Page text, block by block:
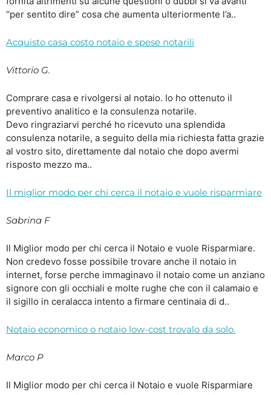
“per sentito dire” cosa che aumenta ulteriormente l’a..
Acquisto casa costo notaio e spese notarili
Vittorio G.
Comprare casa e rivolgersi al notaio. Io ho ottenuto il
preventivo analitico e la consulenza notarile.
Devo ringraziarvi perché ho ricevuto una splendida
consulenza notarile, a seguito della mia richiesta fatta grazie
al vostro sito, direttamente dal notaio che dopo avermi
risposto mezzo ma..
Il miglior modo per chi cerca il notaio e vuole risparmiare
Sabrina F
Il Miglior modo per chi cerca il Notaio e vuole Risparmiare.
Non credevo fosse possibile trovare anche il notaio in
internet, forse perche immaginavo il notaio come un anziano
signore con gli occhiali e molte rughe che con il calamaio e
il sigillo in ceralacca intento a firmare centinaia di d..
Notaio economico o notaio low-cost trovalo da solo.
Marco P
Il Miglior modo per chi cerca il Notaio e vuole Risparmiare